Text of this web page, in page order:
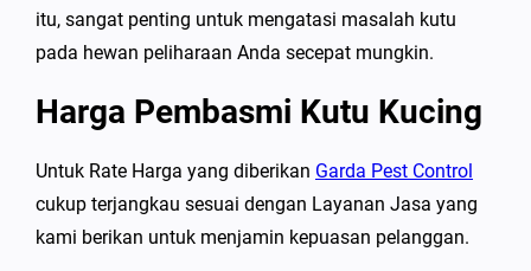
itu, sangat penting untuk mengatasi masalah kutu
pada hewan peliharaan Anda secepat mungkin.
Harga Pembasmi Kutu Kucing
Untuk Rate Harga yang diberikan Garda Pest Control
cukup terjangkau sesuai dengan Layanan Jasa yang
kami berikan untuk menjamin kepuasan pelanggan.